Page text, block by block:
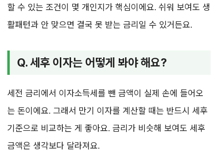
할 수 있는 조건이 몇 개인지가 핵심이에요. 쉬워 보여도 생
활패턴과 안 맞으면 결국 못 받는 금리일 수 있거든요.
Q. 세후 이자는 어떻게 봐야 해요?
세전 금리에서 이자소득세를 뺀 금액이 실제 손에 들어오
는 돈이에요. 그래서 만기 이자를 계산할 때는 반드시 세후
기준으로 비교하는 게 좋아요. 금리가 비슷해 보여도 세후
금액은 생각보다 달라져요.